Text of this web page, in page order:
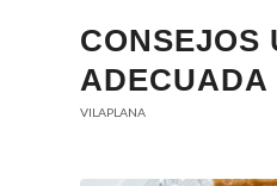
CONSEJOS
ADECUADA
VILAPLANA